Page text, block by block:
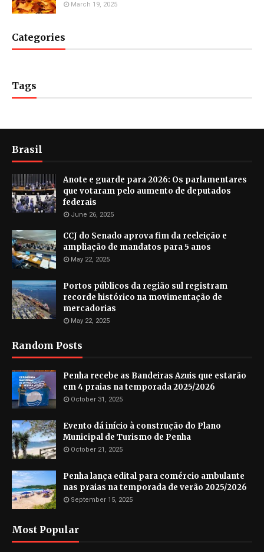
March 19, 2025
Categories
Tags
Brasil
Anote e guarde para 2026: Os parlamentares
que votaram pelo aumento de deputados
federais
June 26, 2025
CCJ do Senado aprova fim da reeleição e
ampliação de mandatos para 5 anos
May 22, 2025
Portos públicos da região sul registram
recorde histórico na movimentação de
mercadorias
May 22, 2025
Random Posts
Penha recebe as Bandeiras Azuis que estarão
em 4 praias na temporada 2025/2026
October 31, 2025
Evento dá início à construção do Plano
Municipal de Turismo de Penha
October 21, 2025
Penha lança edital para comércio ambulante
nas praias na temporada de verão 2025/2026
September 15, 2025
Most Popular